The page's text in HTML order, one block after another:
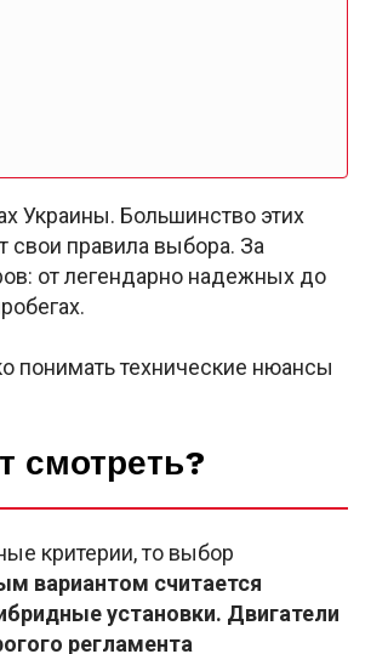
Украины. Большинство этих
свои правила выбора. За
от легендарно надежных до
понимать технические нюансы
смотреть?
критерии, то выбор
вариантом считается
установки. Двигатели
регламента